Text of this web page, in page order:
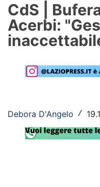
Formello
Infortuni
Primavera
Lazio Women
Rassegna Lazio
CdS |
Acerbi:
Debora D'Angelo /